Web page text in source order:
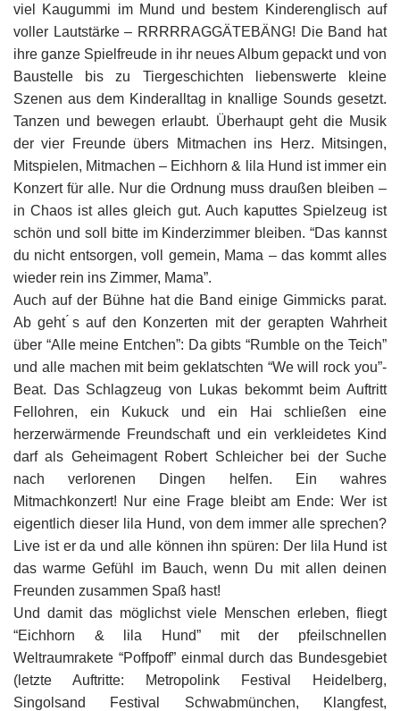
viel Kaugummi im Mund und bestem Kinderenglisch auf
voller Lautstärke – RRRRRAGGÄTEBÄNG! Die Band hat
ihre ganze Spielfreude in ihr neues Album gepackt und von
Baustelle bis zu Tiergeschichten liebenswerte kleine
Szenen aus dem Kinderalltag in knallige Sounds gesetzt.
Tanzen und bewegen erlaubt. Überhaupt geht die Musik
der vier Freunde übers Mitmachen ins Herz. Mitsingen,
Mitspielen, Mitmachen – Eichhorn & lila Hund ist immer ein
Konzert für alle. Nur die Ordnung muss draußen bleiben –
in Chaos ist alles gleich gut. Auch kaputtes Spielzeug ist
schön und soll bitte im Kinderzimmer bleiben. “Das kannst
du nicht entsorgen, voll gemein, Mama – das kommt alles
wieder rein ins Zimmer, Mama”.
Auch auf der Bühne hat die Band einige Gimmicks parat.
Ab geht ́s auf den Konzerten mit der gerapten Wahrheit
über “Alle meine Entchen”: Da gibts “Rumble on the Teich”
und alle machen mit beim geklatschten “We will rock you”-
Beat. Das Schlagzeug von Lukas bekommt beim Auftritt
Fellohren, ein Kukuck und ein Hai schließen eine
herzerwärmende Freundschaft und ein verkleidetes Kind
darf als Geheimagent Robert Schleicher bei der Suche
nach verlorenen Dingen helfen. Ein wahres
Mitmachkonzert! Nur eine Frage bleibt am Ende: Wer ist
eigentlich dieser lila Hund, von dem immer alle sprechen?
Live ist er da und alle können ihn spüren: Der lila Hund ist
das warme Gefühl im Bauch, wenn Du mit allen deinen
Freunden zusammen Spaß hast!
Und damit das möglichst viele Menschen erleben, fliegt
“Eichhorn & lila Hund” mit der pfeilschnellen
Weltraumrakete “Poffpoff” einmal durch das Bundesgebiet
(letzte Auftritte: Metropolink Festival Heidelberg,
Singolsand Festival Schwabmünchen, Klangfest,